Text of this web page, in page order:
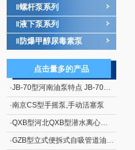
螺杆泵系列
液下泵系列
防爆甲醇尿毒素泵
点击量多的产品
·JB-70型河南油泵特点 JB-70型电动、手摇二用计量加油泵
·南京CS型手摇泵,手动活塞泵
·QXB型河北QXB型潜水离心式曝气机
·GZB型立式便拆式自吸管道油泵GZB型立式自吸泵